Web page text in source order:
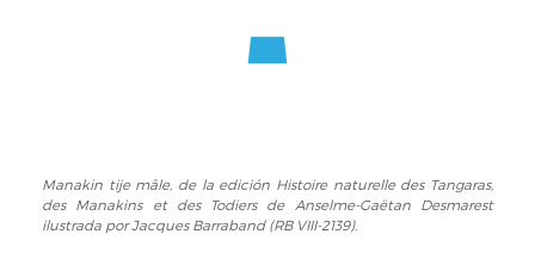
des
Todiers
Manakin
tije
Manakin tije mâle, de la edición Histoire naturelle des Tangaras,
des Manakins et des Todiers de Anselme-Gaëtan Desmarest
ilustrada por Jacques Barraband (RB VIII-2139).